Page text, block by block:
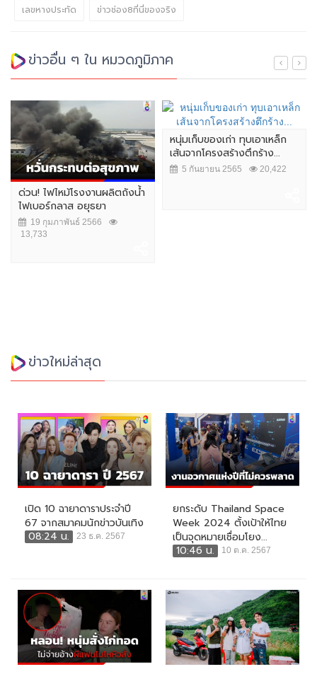
เลขหางประทัด
ข่าวช่อง8ที่นี่ของจริง
ข่าวอื่น ๆ ใน หมวดภูมิภาค
ด่วน! ไฟไหม้โรงงานผลิตถังน้ำ
ไฟเบอร์กลาส อยุธยา
19 กุมภาพันธ์ 2566
13,733
หนุ่มเก็บของเก่า ทุบเอาเหล็ก
เส้นจากโครงสร้างตึกร้าง...
5 กันยายน 2565 20,422
ข่าวใหม่ล่าสุด
เปิด 10 ฉายาดาราประจำปี
67 จากสมาคมนักข่าวบันเทิง
08:24 น.
23 ธ.ค. 2567
ยกระดับ Thailand Space
Week 2024 ตั้งเป้าให้ไทย
เป็นจุดหมายเชื่อมโยง...
10:46 น.
10 ต.ค. 2567